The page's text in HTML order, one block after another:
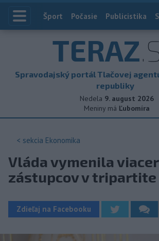
Index
Šport Počasie Publicistika
TERAZ
Spravodajský portál Tlačovej
republiky
Nedela 9. august 2026
Meniny má Ľubomíra
< sekcia Ekonomika
Vláda vymenila
zástupcov v tripartite
Zdieľaj na Facebooku